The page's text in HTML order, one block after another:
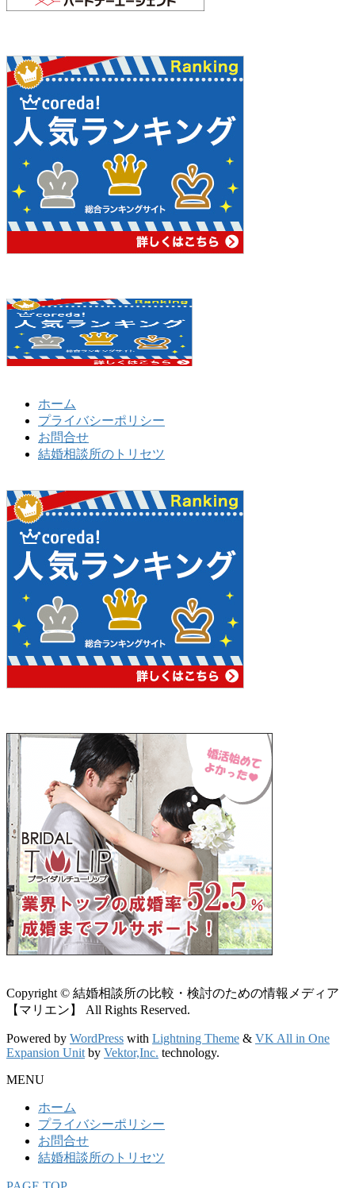
ホーム
プライバシーポリシー
お問合せ
結婚相談所のトリセツ
Copyright © 結婚相談所の比較・検討のための情報メディア
【マリエン】 All Rights Reserved.
Powered by WordPress with Lightning Theme & VK All in One
Expansion Unit by Vektor,Inc. technology.
MENU
ホーム
プライバシーポリシー
お問合せ
結婚相談所のトリセツ